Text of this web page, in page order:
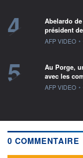
4
Abelardo
président
information
AFP VIDEO •
5
Au Porge,
avec les
information
AFP VIDEO •
0 COMMENTAIRE